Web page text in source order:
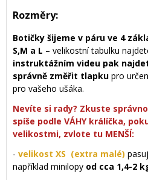
Rozměry:
Botičky šijeme v páru ve 4
S,M a L – velikostní tabulku
instruktážním videu pak
správně změřit tlapku pro
pro vašeho ušáka.
Nevíte si rady? Zkuste
spíše podle VÁHY králíčka,
velikostmi, zvlote tu MENŠÍ:
- velikost XS (extra malé)
například minilopy od cca 1,4-2